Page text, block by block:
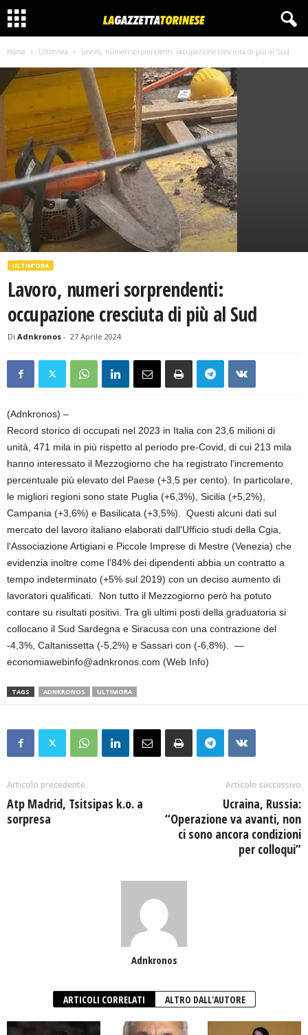
Home Ultim'ora Lavoro, numeri sorprendenti: occupazione cresciuta di più al Sud
ULTIM'ORA
Lavoro, numeri sorprendenti:
occupazione cresciuta di più al Sud
Di Adnkronos - 27 Aprile 2024
(Adnkronos) –
Record storico di occupati nel 2023 in Italia con 23,6 milioni di
unità, 471 mila in più rispetto al periodo pre-Covid, di cui 213 mila
hanno interessato il Mezzogiorno che ha registrato l'incremento
percentuale più elevato del Paese (+3,5 per cento). In particolare,
le migliori regioni sono state Puglia (+6,3%), Sicilia (+5,2%),
Campania (+3,6%) e Basilicata (+3,5%). Questi alcuni dati sul
mercato del lavoro italiano elaborati dall'Ufficio studi della Cgia,
l'Associazione Artigiani e Piccole Imprese di Mestre (Venezia) che
evidenzia inoltre come l’84% dei dipendenti abbia un contratto a
tempo indeterminato (+5% sul 2019) con un deciso aumento di
lavoratori qualificati. Non tutto il Mezzogiorno però ha potuto
contare su risultati positivi. Tra gli ultimi posti della graduatoria si
collocano il Sud Sardegna e Siracusa con una contrazione del
-4,3%, Caltanissetta (-5,2%) e Sassari con (-6,8%). —
economiawebinfo@adnkronos.com (Web Info)
TAGS ADNKRONOS ULTIMORA
Articolo precedente
Atp Madrid, Tsitsipas k.o. a
sorpresa
Articolo successivo
Ucraina, Russia:
“Operazione va avanti, non
ci sono ancora condizioni
per colloqui”
Adnkronos
ARTICOLI CORRELATI ALTRO DALL'AUTORE